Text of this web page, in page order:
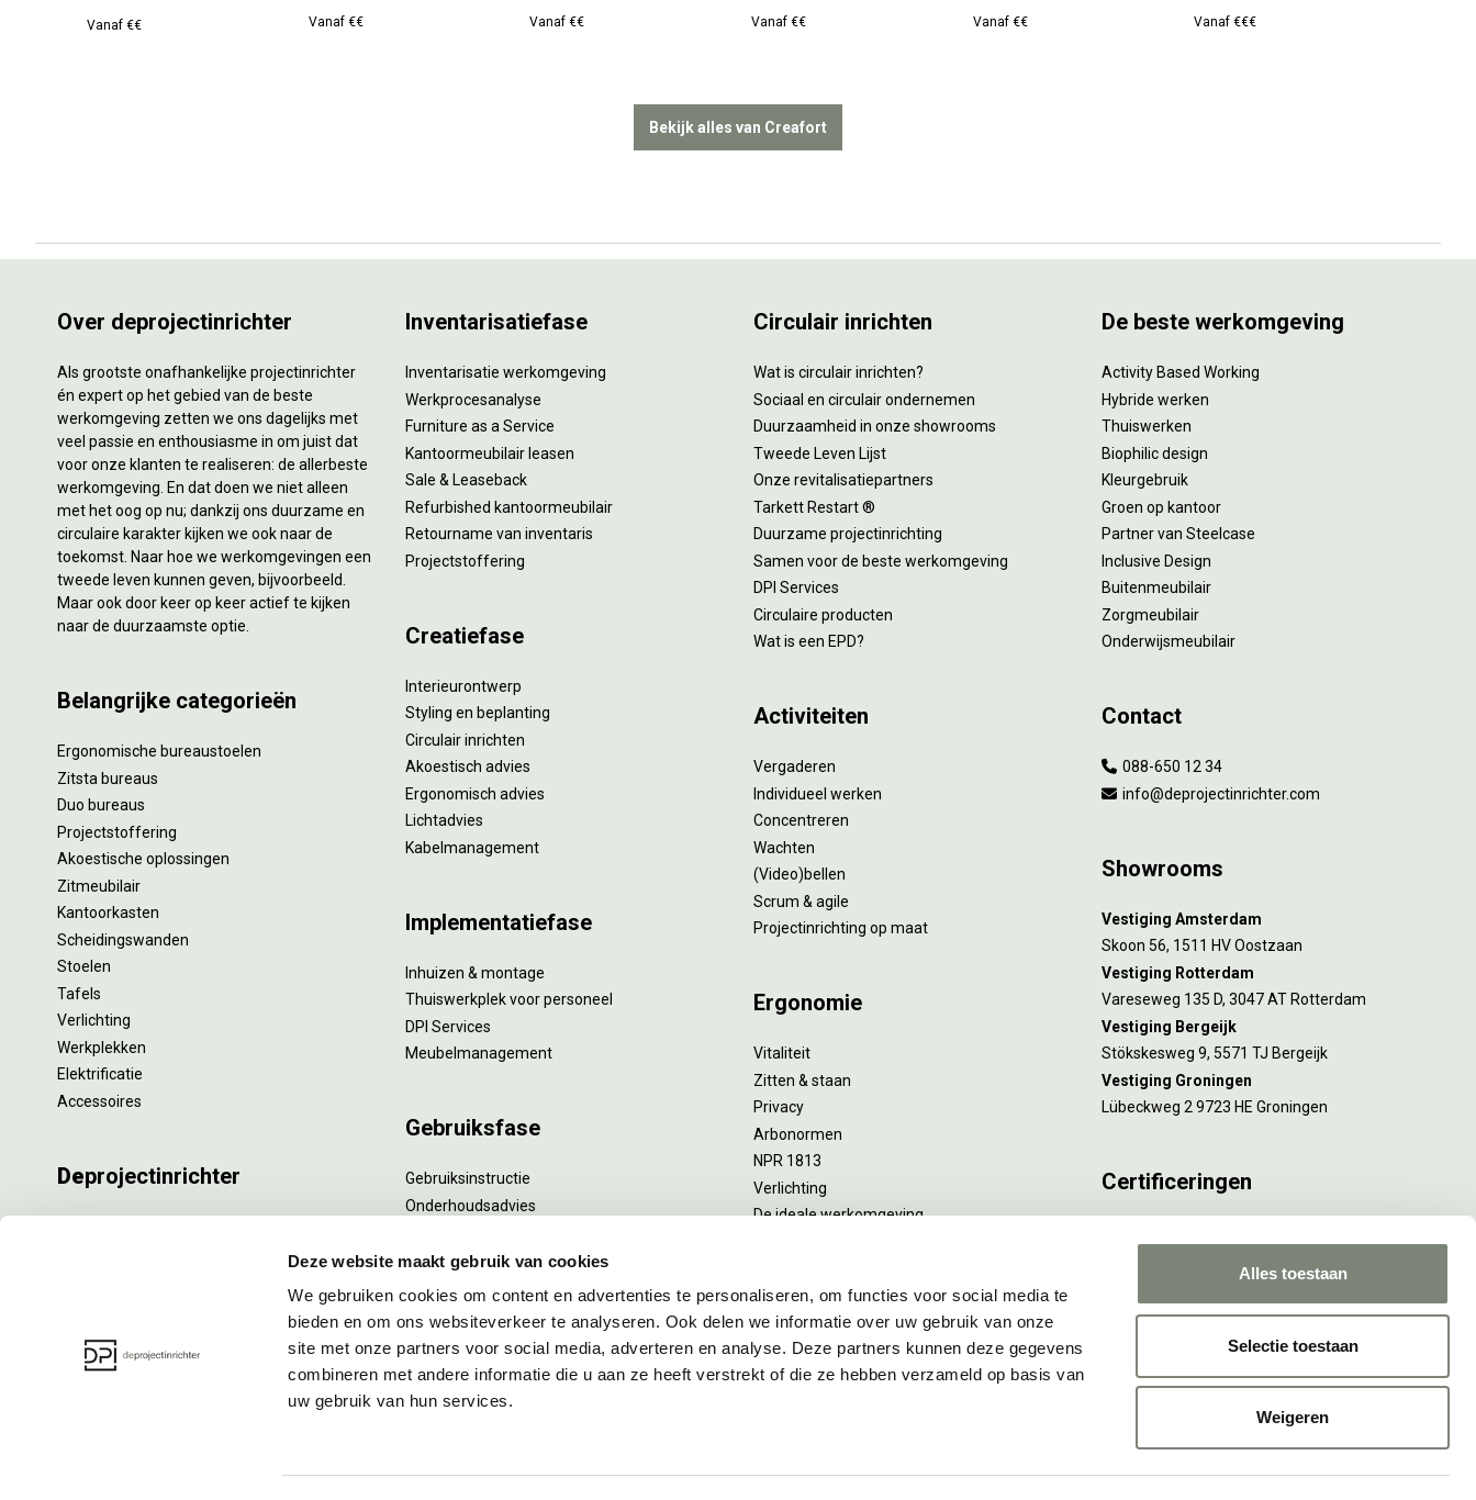
Deze website maakt gebruik van cookies
We gebruiken cookies om content en advertenties te personaliseren, om functies voor social media te
bieden en om ons websiteverkeer te analyseren. Ook delen we informatie over uw gebruik van onze
site met onze partners voor social media, adverteren en analyse. Deze partners kunnen deze gegevens
combineren met andere informatie die u aan ze heeft verstrekt of die ze hebben verzameld op basis van
uw gebruik van hun services.
Alles toestaan
Selectie toestaan
Weigeren
Vanaf €€ Vanaf €€ Vanaf €€ Vanaf €€ Vanaf €€ Vanaf €€€
Bekijk alles van Creafort
Over deprojectinrichter
Als grootste onafhankelijke projectinrichter
én expert op het gebied van de beste
werkomgeving zetten we ons dagelijks met
veel passie en enthousiasme in om juist dat
voor onze klanten te realiseren: de allerbeste
werkomgeving. En dat doen we niet alleen
met het oog op nu; dankzij ons duurzame en
circulaire karakter kijken we ook naar de
toekomst. Naar hoe we werkomgevingen een
tweede leven kunnen geven, bijvoorbeeld.
Maar ook door keer op keer actief te kijken
naar de duurzaamste optie.
Belangrijke categorieën
Ergonomische bureaustoelen
Zitsta bureaus
Duo bureaus
Projectstoffering
Akoestische oplossingen
Zitmeubilair
Kantoorkasten
Scheidingswanden
Stoelen
Tafels
Verlichting
Werkplekken
Elektrificatie
Accessoires
Deprojectinrichter
Inventarisatiefase
Inventarisatie werkomgeving
Werkprocesanalyse
Furniture as a Service
Kantoormeubilair leasen
Sale & Leaseback
Refurbished kantoormeubilair
Retourname van inventaris
Projectstoffering
Creatiefase
Interieurontwerp
Styling en beplanting
Circulair inrichten
Akoestisch advies
Ergonomisch advies
Lichtadvies
Kabelmanagement
Implementatiefase
Inhuizen & montage
Thuiswerkplek voor personeel
DPI Services
Meubelmanagement
Gebruiksfase
Gebruiksinstructie
Onderhoudsadvies
Specialistische reiniging
Refurbishment
Interne verhuizing
Circulair inrichten
Wat is circulair inrichten?
Sociaal en circulair ondernemen
Duurzaamheid in onze showrooms
Tweede Leven Lijst
Onze revitalisatiepartners
Tarkett Restart ®
Duurzame projectinrichting
Samen voor de beste werkomgeving
DPI Services
Circulaire producten
Wat is een EPD?
Activiteiten
Vergaderen
Individueel werken
Concentreren
Wachten
(Video)bellen
Scrum & agile
Projectinrichting op maat
Ergonomie
Vitaliteit
Zitten & staan
Privacy
Arbonormen
NPR 1813
Verlichting
De ideale werkomgeving
De beste werkomgeving
Activity Based Working
Hybride werken
Thuiswerken
Biophilic design
Kleurgebruik
Groen op kantoor
Partner van Steelcase
Inclusive Design
Buitenmeubilair
Zorgmeubilair
Onderwijsmeubilair
Contact
088-650 12 34
info@deprojectinrichter.com
Showrooms
Vestiging Amsterdam
Skoon 56, 1511 HV Oostzaan
Vestiging Rotterdam
Vareseweg 135 D, 3047 AT Rotterdam
Vestiging Bergeijk
Stökskesweg 9, 5571 TJ Bergeijk
Vestiging Groningen
Lübeckweg 2 9723 HE Groningen
Certificeringen
Rotterdam en Culemborg.